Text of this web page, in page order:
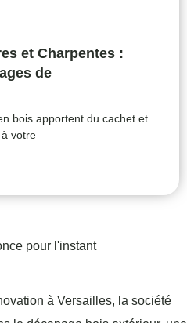
et Charpentes :
de
bois apportent du cachet et
votre
pour l'instant
à Versailles, la société